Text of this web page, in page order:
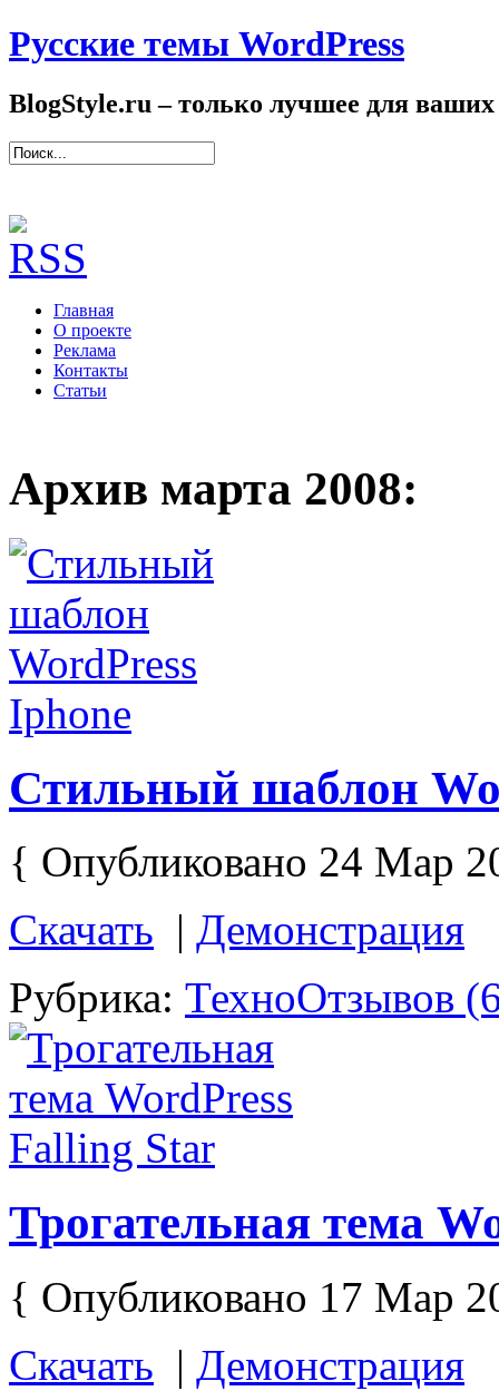
Русские темы WordPress
BlogStyle.ru – только лучшее для ваших
Главная
О проекте
Реклама
Контакты
Статьи
Архив марта 2008:
Стильный шаблон
{ Опубликовано 24 Мар
Скачать | Демонстрация
Рубрика: ТехноОтзывов
Трогательная тема
{ Опубликовано 17 Мар
Скачать | Демонстрация